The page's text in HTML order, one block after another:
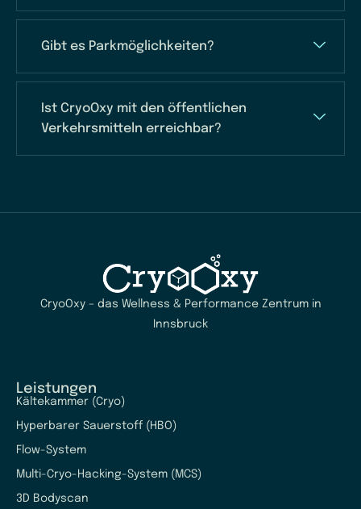
Gibt es Parkmöglichkeiten?
Ist CryoOxy mit den öffentlichen
Verkehrsmitteln erreichbar?
CryoOxy – das Wellness & Performance Zentrum in
Innsbruck
Leistungen
Kältekammer (Cryo)
Hyperbarer Sauerstoff (HBO)
Flow-System
Multi-Cryo-Hacking-System (MCS)
3D Bodyscan